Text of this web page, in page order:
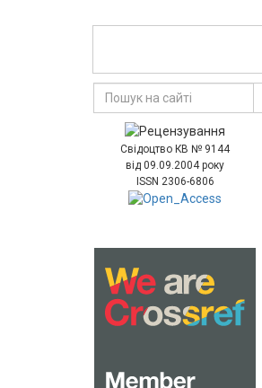
Свідоцтво КВ № 9144
від 09.09.2004 року
ISSN 2306-6806